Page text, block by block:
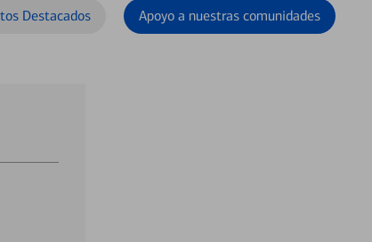
Destacados Apoyo a nuestras comunidades